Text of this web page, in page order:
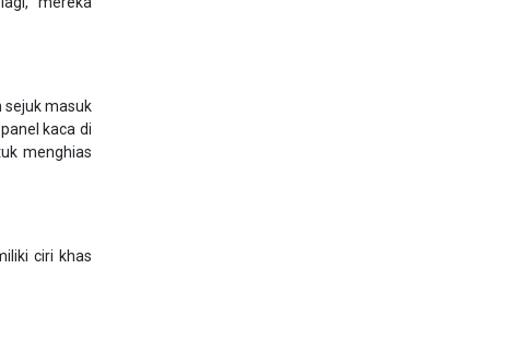
sejuk masuk
kaca di
menghias
ciri khas